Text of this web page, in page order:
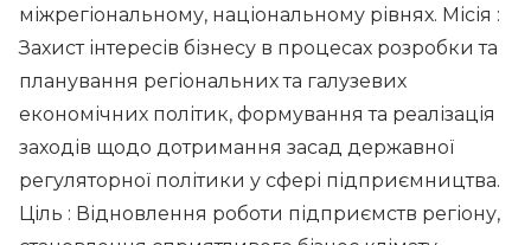
міжрегіональному, національному рівнях. Місія :
Захист інтересів бізнесу в процесах розробки та
планування регіональних та галузевих
економічних політик, формування та реалізація
заходів щодо дотримання засад державної
регуляторної політики у сфері підприємництва.
Ціль : Відновлення роботи підприємств регіону,